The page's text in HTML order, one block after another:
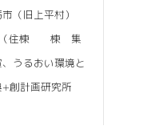
（旧上平村）
（住棟 棟 集
うるおい環境と
創計画研究所